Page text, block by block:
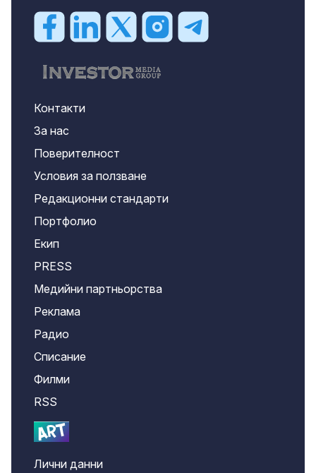
Контакти
За нас
Поверителност
Условия за ползване
Редакционни стандарти
Портфолио
Екип
PRESS
Медийни партньорства
Реклама
Радио
Списание
Филми
RSS
Лични данни